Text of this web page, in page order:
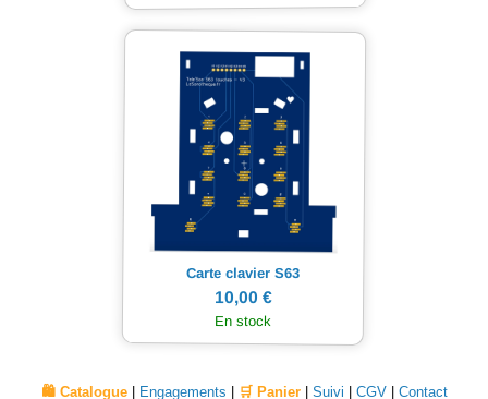
Carte clavier S63
10,00 €
En stock
🛍️ Catalogue| Engagements 🛒 Panier| Suivi CGV| Contact